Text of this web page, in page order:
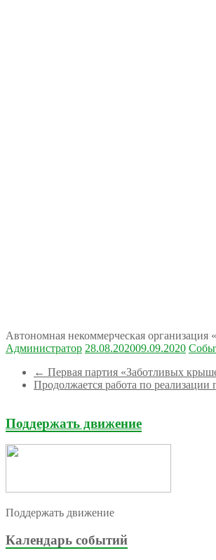
Автономная некоммерческая
Администратор 28.08.202009.09.2020
← Первая партия «Заботливых
Продолжается работа по
Поддержать движение
Поддержать движение
Календарь событий